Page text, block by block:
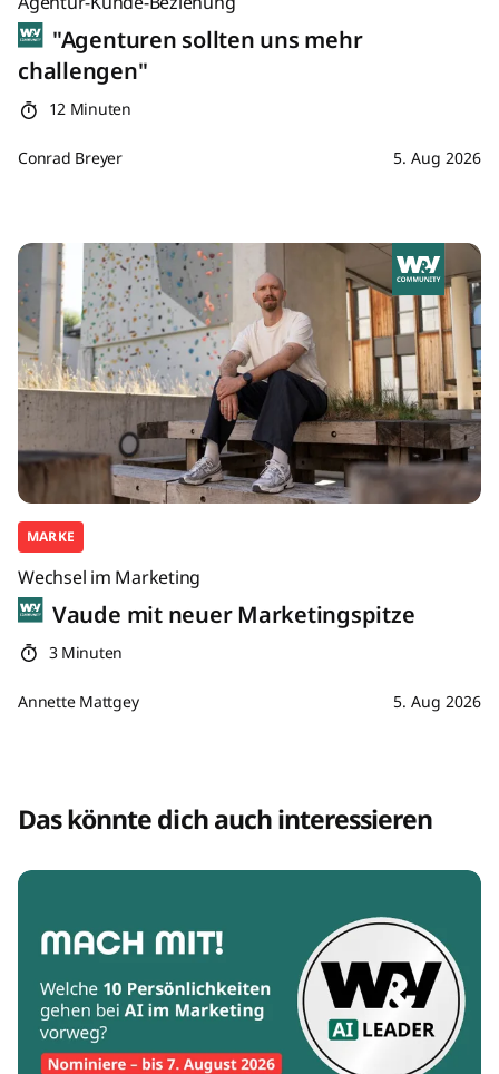
"Agenturen sollten uns mehr
challengen"
12 Minuten
Conrad Breyer 5. Aug 2026
MARKE
Wechsel im Marketing
Vaude mit neuer Marketingspitze
3 Minuten
Annette Mattgey 5. Aug 2026
Das könnte dich auch interessieren